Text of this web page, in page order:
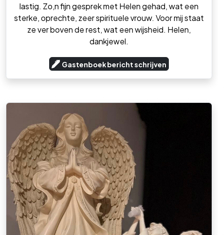
lastig. Zo,n fijn gesprek met Helen gehad, wat een
sterke, oprechte, zeer spirituele vrouw. Voor mij staat
ze ver boven de rest, wat een wijsheid. Helen,
dankjewel.
Gastenboek bericht schrijven